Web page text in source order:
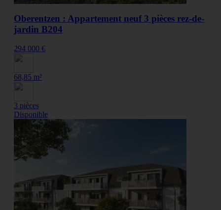
Oberentzen : Appartement neuf 3 pièces rez-de-
jardin B204
294 000 €
68,85 m²
3 pièces
Disponible